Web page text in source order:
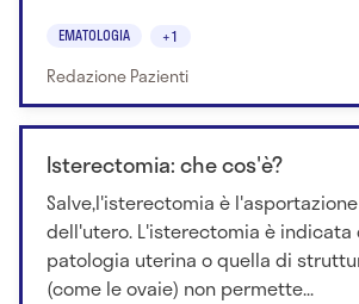
EMATOLOGIA +1
Redazione Pazienti
Isterectomia: che cos'è?
Salve,l'isterectomia è
dell'utero. L'isterectomia è indicata
patologia uterina o quella di
(come le ovaie) non permette...